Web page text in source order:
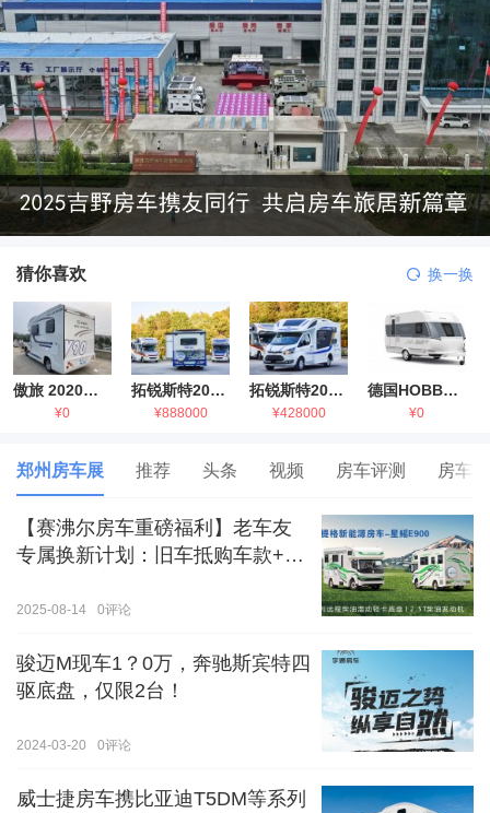
猜你喜欢 换一换
傲旅 2020金旅国六海狮房车
¥0
拓锐斯特2021款进口依维柯房车
¥888000
拓锐斯特2021款 福特T型锐典版房车
¥428000
德国HOBBY拖挂房车豪华版
¥0
郑州房车展 推荐 头条 视频 房车评测 房车
【赛沸尔房车重磅福利】老车友
专属换新计划：旧车抵购车款+额
2025-08-14 0评论
骏迈M现车1？0万，奔驰斯宾特四
驱底盘，仅限2台！
2024-03-20 0评论
威士捷房车携比亚迪T5DM等系列